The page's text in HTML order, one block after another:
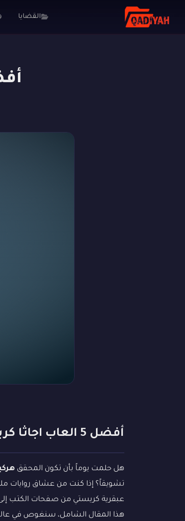
القضايا الرئيسية ألعاب فيديو وألغاز أفضل 5 العاب اجاثا كريستي: هل تحل اللغز؟
أفضل 5 العاب
أفضل 5 العاب اجاثا كريستي: هل تحل اللغز؟
هل حلمت يوماً بأن تكون المحقق
تشويقاً؟ إذا كنت من عشاق روايات
عبقرية كريستي من صفحات الكتب إلى
هذا المقال الشامل، سنغوص في